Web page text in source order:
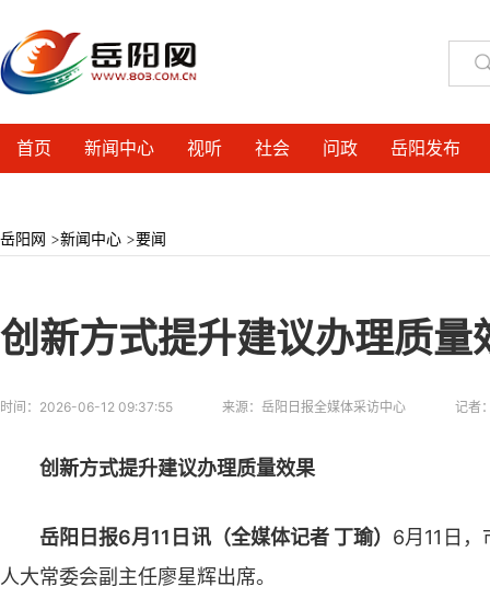
首页 新闻中心 视听 社会 问政 岳阳发布
岳阳网 >新闻中心 >要闻
创新方式提升建议办理质量
时间： 2026-06-12 09:37:55 来源： 岳阳日报全媒体采访中心 记者
创新方式提升建议办理质量效果
岳阳日报6月11日讯（全媒体记者 丁瑜） 6月11日
人大常委会副主任廖星辉出席。